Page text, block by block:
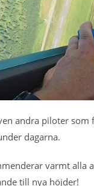
andra piloter
dagarna.
varmt alla
till nya höjder!